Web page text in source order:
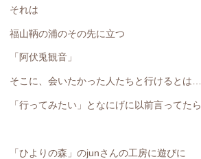
それは
福山鞆の浦のその先に立つ
「阿伏兎観音」
そこに、会いたかった人たちと行けるとは…
「行ってみたい」となにげに以前言ってたら
「ひよりの森」のjunさんの工房に遊びに